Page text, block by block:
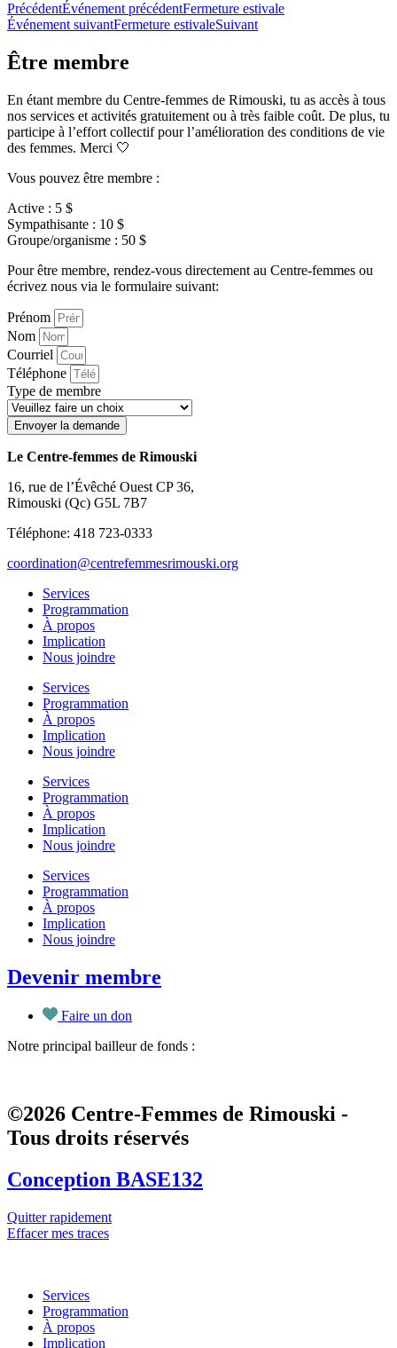
PrécédentÉvénement précédentFermeture estivale
Événement suivantFermeture estivaleSuivant
Être membre
En étant membre du Centre-femmes de Rimouski, tu as accès à tous
nos services et activités gratuitement ou à très faible coût. De plus, tu
participe à l’effort collectif pour l’amélioration des conditions de vie
des femmes. Merci 🤍
Vous pouvez être membre :
Active : 5 $
Sympathisante : 10 $
Groupe/organisme : 50 $
Pour être membre, rendez-vous directement au Centre-femmes ou
écrivez nous via le formulaire suivant:
Prénom
Nom
Courriel
Téléphone
Type de membre
Envoyer la demande
Le Centre-femmes de Rimouski
16, rue de l’Évêché Ouest CP 36,
Rimouski (Qc) G5L 7B7
Téléphone: 418 723-0333
coordination@centrefemmesrimouski.org
Services
Programmation
À propos
Implication
Nous joindre
Services
Programmation
À propos
Implication
Nous joindre
Services
Programmation
À propos
Implication
Nous joindre
Services
Programmation
À propos
Implication
Nous joindre
Devenir membre
Faire un don
Notre principal bailleur de fonds :
©2026 Centre-Femmes de Rimouski -
Tous droits réservés
Conception BASE132
Quitter rapidement
Effacer mes traces
Services
Programmation
À propos
Implication